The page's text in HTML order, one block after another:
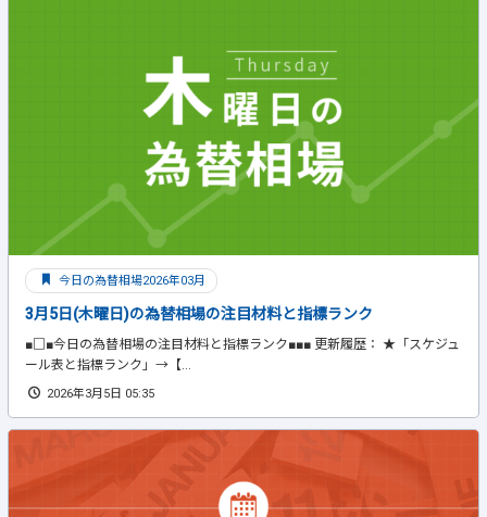
今日の為替相場2026年03月
3月5日(木曜日)の為替相場の注目材料と指標ランク
■□■今日の為替相場の注目材料と指標ランク■■■ 更新履歴： ★「スケジュ
ール表と指標ランク」→【...
2026年3月5日 05:35